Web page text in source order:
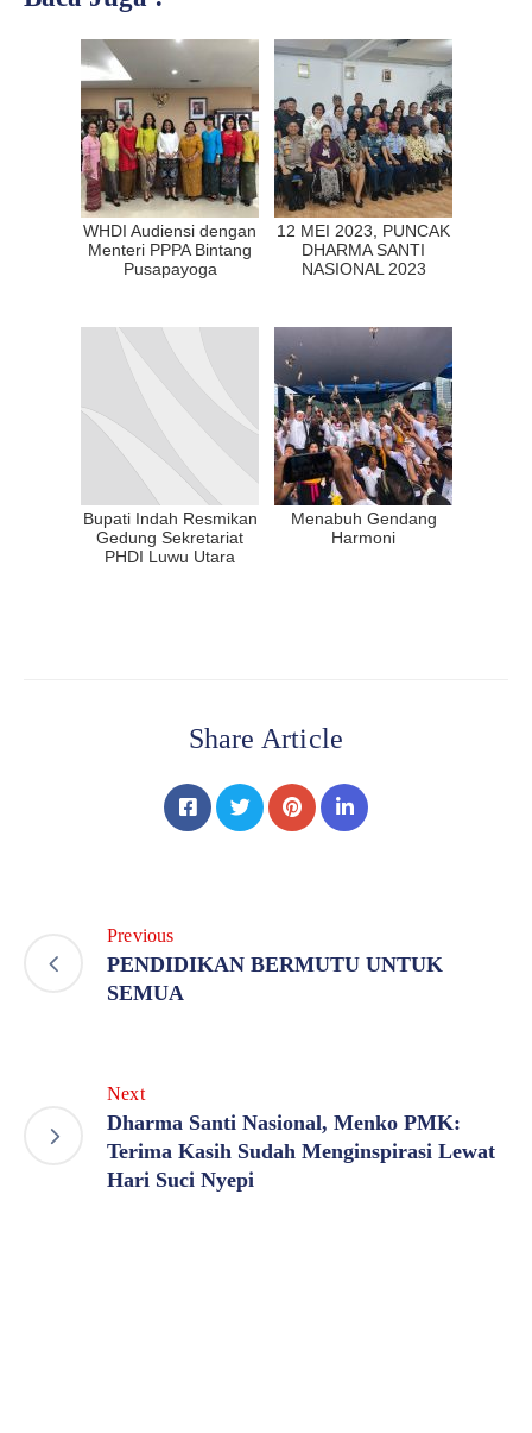
WHDI Audiensi dengan
Menteri PPPA Bintang
Pusapayoga
12 MEI 2023, PUNCAK
DHARMA SANTI
NASIONAL 2023
Bupati Indah Resmikan
Gedung Sekretariat
PHDI Luwu Utara
Menabuh Gendang
Harmoni
Share Article
Previous
PENDIDIKAN BERMUTU UNTUK
SEMUA
Next
Dharma Santi Nasional, Menko PMK:
Terima Kasih Sudah Menginspirasi Lewat
Hari Suci Nyepi